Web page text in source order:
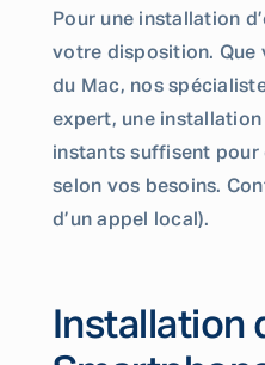
Pour une installation
votre disposition. Que
du Mac, nos
expert, une installation
instants suffisent pour
selon vos besoins.
d’un appel local).
Installation